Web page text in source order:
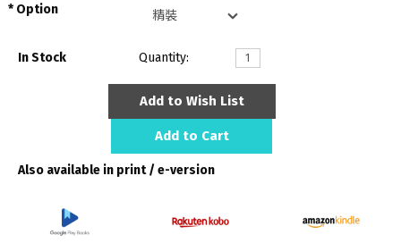
Option
In Stock Quantity:
Add to Wish List
Add to Cart
Also available in print / e-version